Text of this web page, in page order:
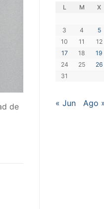
de
L M X
3
4 5
10
11 12
17
18 19
24
25 26
31
« Jun Ago